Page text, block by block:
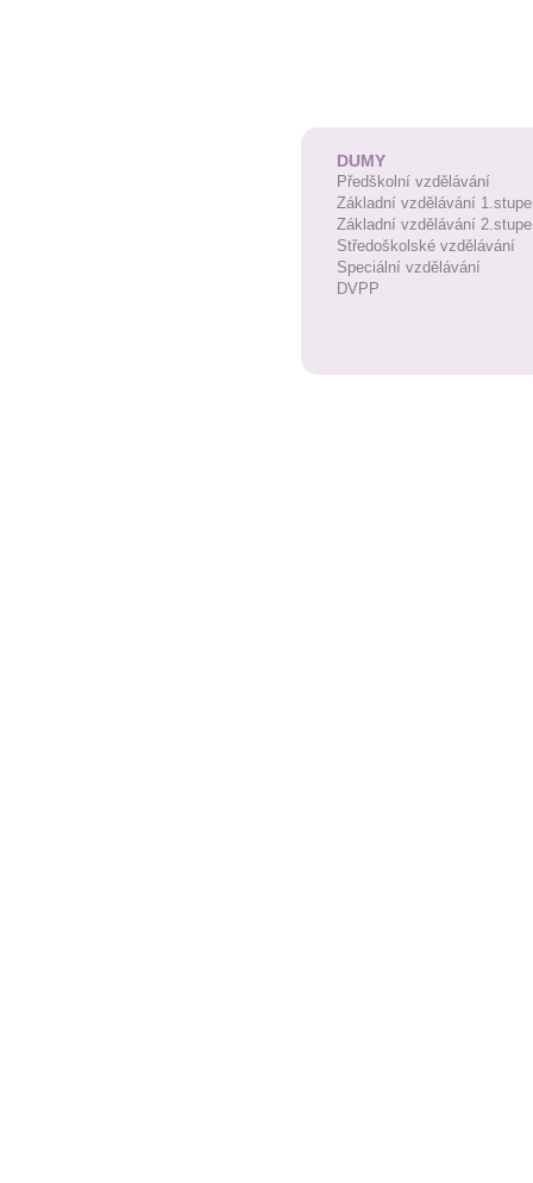
DUMY
Předškolní vzdělávání
Základní vzdělávání
Základní vzdělávání
Středoškolské vzdělávání
Speciální vzdělávání
DVPP